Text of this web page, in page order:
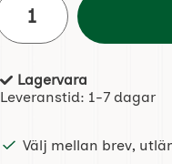
Tillgänglighet:
Lagervara
Leveranstid: 1-7 dagar
Välj mellan brev,